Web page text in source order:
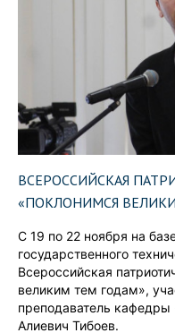
ВСЕРОССИЙСКАЯ
«ПОКЛОНИМСЯ
С 19 по 22 ноября на
государственного
Всероссийская
великим тем годам»,
преподаватель кафедры
Алиевич Тибоев.